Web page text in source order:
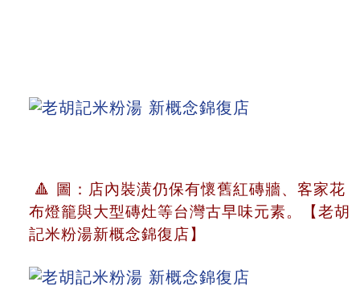
🔺 圖：店內裝潢仍保有懷舊紅磚牆、客家花
布燈籠與大型磚灶等台灣古早味元素。【老胡
記米粉湯新概念錦復店】